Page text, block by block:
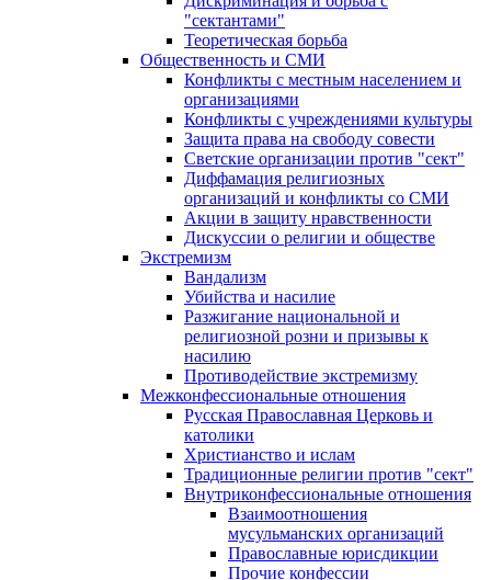
"сектантами"
Теоретическая борьба
Общественность и СМИ
Конфликты с местным населением и
организациями
Конфликты с учреждениями культуры
Защита права на свободу совести
Светские организации против "сект"
Диффамация религиозных
организаций и конфликты со СМИ
Акции в защиту нравственности
Дискуссии о религии и обществе
Экстремизм
Вандализм
Убийства и насилие
Разжигание национальной и
религиозной розни и призывы к
насилию
Противодействие экстремизму
Межконфессиональные отношения
Русская Православная Церковь и
католики
Христианство и ислам
Традиционные религии против "сект"
Внутриконфессиональные отношения
Взаимоотношения
мусульманских организаций
Православные юрисдикции
Прочие конфессии